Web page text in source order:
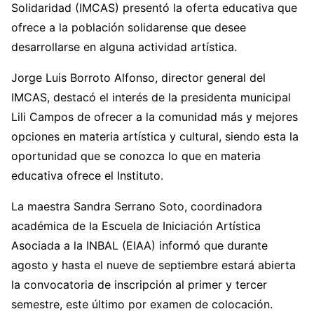
Solidaridad (IMCAS) presentó la oferta educativa que
ofrece a la población solidarense que desee
desarrollarse en alguna actividad artística.
Jorge Luis Borroto Alfonso, director general del
IMCAS, destacó el interés de la presidenta municipal
Lili Campos de ofrecer a la comunidad más y mejores
opciones en materia artística y cultural, siendo esta la
oportunidad que se conozca lo que en materia
educativa ofrece el Instituto.
La maestra Sandra Serrano Soto, coordinadora
académica de la Escuela de Iniciación Artística
Asociada a la INBAL (EIAA) informó que durante
agosto y hasta el nueve de septiembre estará abierta
la convocatoria de inscripción al primer y tercer
semestre, este último por examen de colocación.